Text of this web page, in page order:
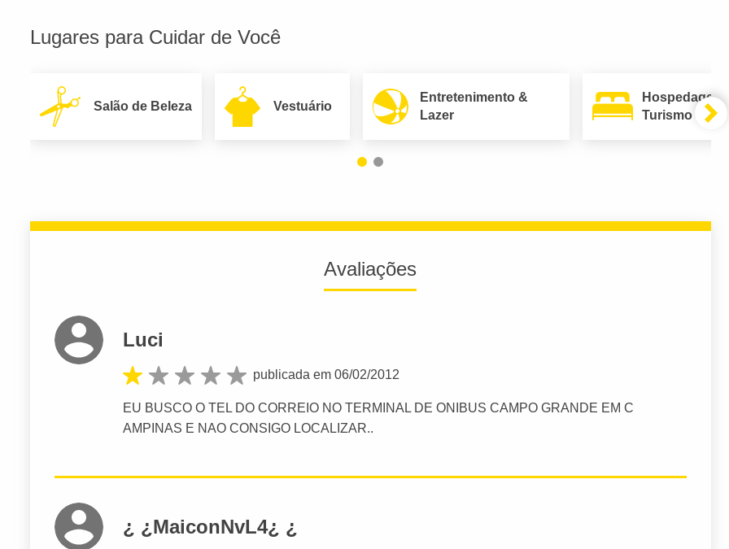
Lugares para Cuidar de Você
Salão de Beleza Vestuário
Entretenimento &
Lazer
Hospedagem
Turismo
Avaliações
Luci
publicada em 06/02/2012
EU BUSCO O TEL DO CORREIO NO TERMINAL DE ONIBUS CAMPO GRANDE EM C
AMPINAS E NAO CONSIGO LOCALIZAR..
¿ ¿MaiconNvL4¿ ¿